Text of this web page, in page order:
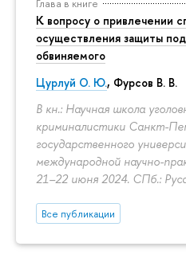
Глава в книге
К вопросу о привлечении
осуществления защиты
обвиняемого
Цурлуй О. Ю., Фурсов В. В.
В кн.: Научная школа
криминалистики Санкт-
государственного
международной научно-
21–22 июня 2024. СПб.:
Все публикации